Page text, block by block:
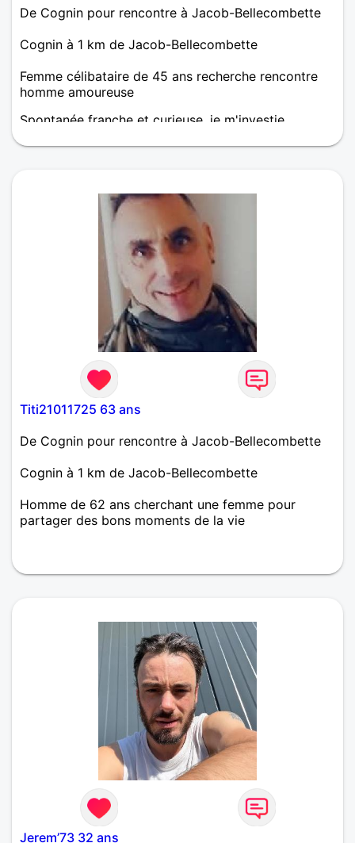
De Cognin pour rencontre à Jacob-Bellecombette
Cognin à 1 km de Jacob-Bellecombette
Femme célibataire de 45 ans recherche rencontre
homme amoureuse
Spontanée franche et curieuse, je m'investie
recherche des échanges avec des personnes
on peut peut être devenir des amis et plus encore...
Titi21011725 63 ans
De Cognin pour rencontre à Jacob-Bellecombette
Cognin à 1 km de Jacob-Bellecombette
Homme de 62 ans cherchant une femme pour
partager des bons moments de la vie
Jerem’73 32 ans